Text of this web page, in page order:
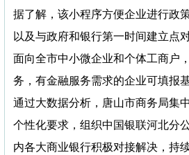
据了解，该小程序方便企业进行政
以及与政府和银行第一时间建立点
面向全市中小微企业和个体工商户
务，有金融服务需求的企业可填报
通过大数据分析，唐山市商务局集
个性化要求，组织中国银联河北分
内各大商业银行积极对接解决，持